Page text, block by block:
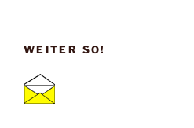
WEITER SO!